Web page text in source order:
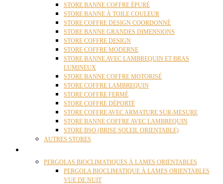
STORE BANNE COFFRE ÉPURÉ
STORE BANNE À TOILE COULEUR
STORE COFFRE DESIGN COORDONNÉ
STORE BANNE GRANDES DIMENSIONS
STORE COFFRE DESIGN
STORE COFFRE MODERNE
STORE BANNE AVEC LAMBREQUIN ET BRAS
LUMINEUX
STORE BANNE COFFRE MOTORISÉ
STORE COFFRE LAMBREQUIN
STORE COFFRE FERMÉ
STORE COFFRE DÉPORTÉ
STORE COFFRE AVEC ARMATURE SUR-MESURE
STORE BANNE COFFRE AVEC LAMBREQUIN
STORE BSO (BRISE SOLEIL ORIENTABLE)
AUTRES STORES
PERGOLAS BIOCLIMATIQUES À LAMES ORIENTABLES
PERGOLA BIOCLIMATIQUE À LAMES ORIENTABLES
VUE DE NUIT